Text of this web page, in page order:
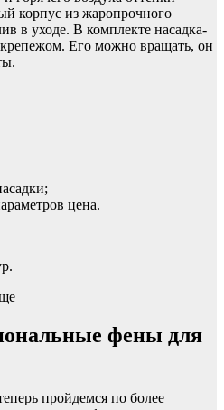
корпус из жаропрочного
в уходе. В комплекте насадка-
Его можно вращать, он
цена.
фены для
пройдемся по более